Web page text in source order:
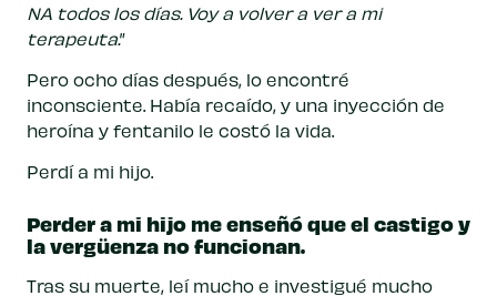
NA todos los días. Voy a volver a ver a mi
terapeuta.”
Pero ocho días después, lo encontré
inconsciente. Había recaído, y una inyección de
heroína y fentanilo le costó la vida.
Perdí a mi hijo.
Perder a mi hijo me enseñó que el castigo y
la vergüenza no funcionan.
Tras su muerte, leí mucho e investigué mucho